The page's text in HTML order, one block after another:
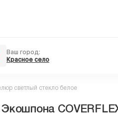
Ваш город:
Красное село
светлый стекло белое